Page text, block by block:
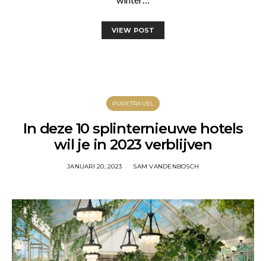
VIEW POST
PURETRAVEL
In deze 10 splinternieuwe hotels
wil je in 2023 verblijven
JANUARI 20, 2023 SAM VANDENBOSCH